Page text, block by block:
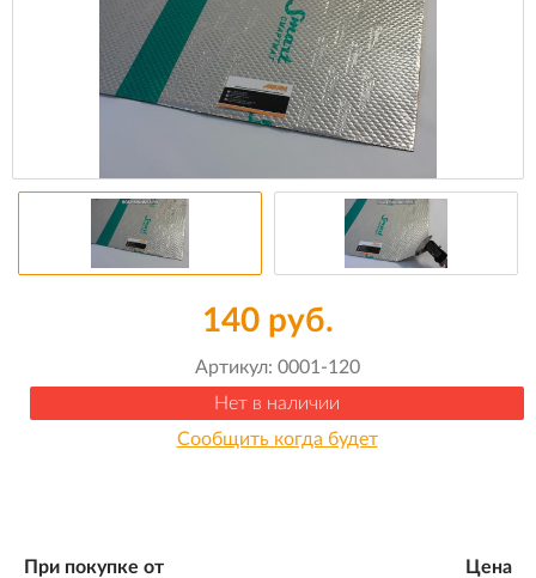
140 руб.
Артикул: 0001-120
Нет в наличии
Сообщить когда будет
При покупке от Цена